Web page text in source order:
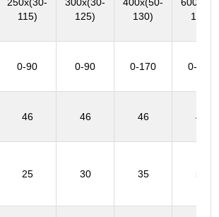
250x(30-
115)
300x(30-
125)
400x(50-
130)
150)
0-90 0-90 0-170 0-200
46 46 46 46
25 30 35 50